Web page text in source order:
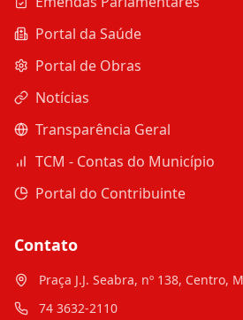
Portal da Saúde
Portal de Obras
Notícias
Transparência Geral
TCM - Contas do Município
Portal do Contribuinte
Contato
Praça J.J. Seabra, nº 138, Centro,
74 3632-2110